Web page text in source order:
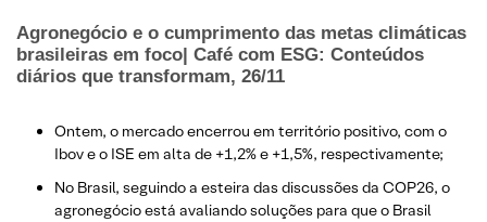
Agronegócio e o cumprimento das metas climáticas
brasileiras em foco| Café com ESG: Conteúdos
diários que transformam, 26/11
Ontem, o mercado encerrou em território positivo, com o
Ibov e o ISE em alta de +1,2% e +1,5%, respectivamente;
No Brasil, seguindo a esteira das discussões da COP26, o
agronegócio está avaliando soluções para que o Brasil